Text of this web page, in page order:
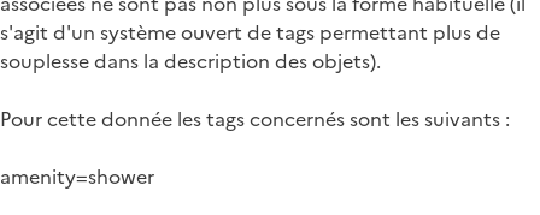
s'agit d'un système ouvert de tags permettant plus de
souplesse dans la description des objets).
Pour cette donnée les tags concernés sont les suivants :
amenity=shower